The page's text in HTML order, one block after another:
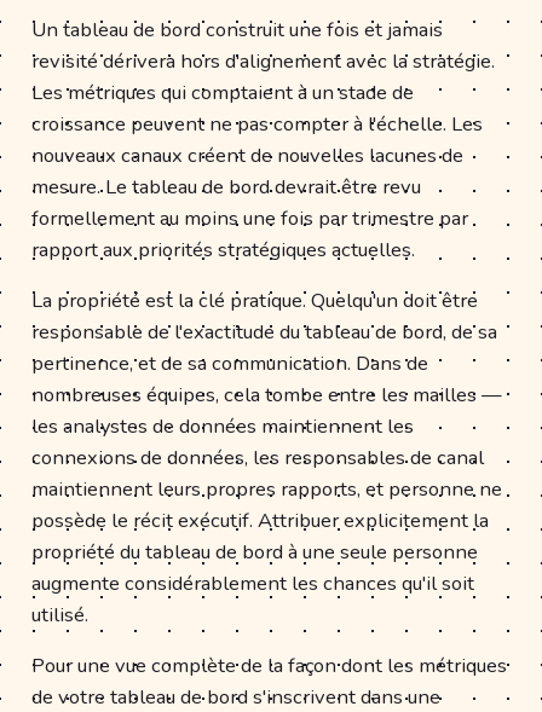
Un tableau de bord construit une fois et jamais
revisité dérivera hors d'alignement avec la stratégie.
Les métriques qui comptaient à un stade de
croissance peuvent ne pas compter à l'échelle. Les
nouveaux canaux créent de nouvelles lacunes de
mesure. Le tableau de bord devrait être revu
formellement au moins une fois par trimestre par
rapport aux priorités stratégiques actuelles.
La propriété est la clé pratique. Quelqu'un doit être
responsable de l'exactitude du tableau de bord, de sa
pertinence, et de sa communication. Dans de
nombreuses équipes, cela tombe entre les mailles —
les analystes de données maintiennent les
connexions de données, les responsables de canal
maintiennent leurs propres rapports, et personne ne
possède le récit exécutif. Attribuer explicitement la
propriété du tableau de bord à une seule personne
augmente considérablement les chances qu'il soit
utilisé.
Pour une vue complète de la façon dont les métriques
de votre tableau de bord s'inscrivent dans une